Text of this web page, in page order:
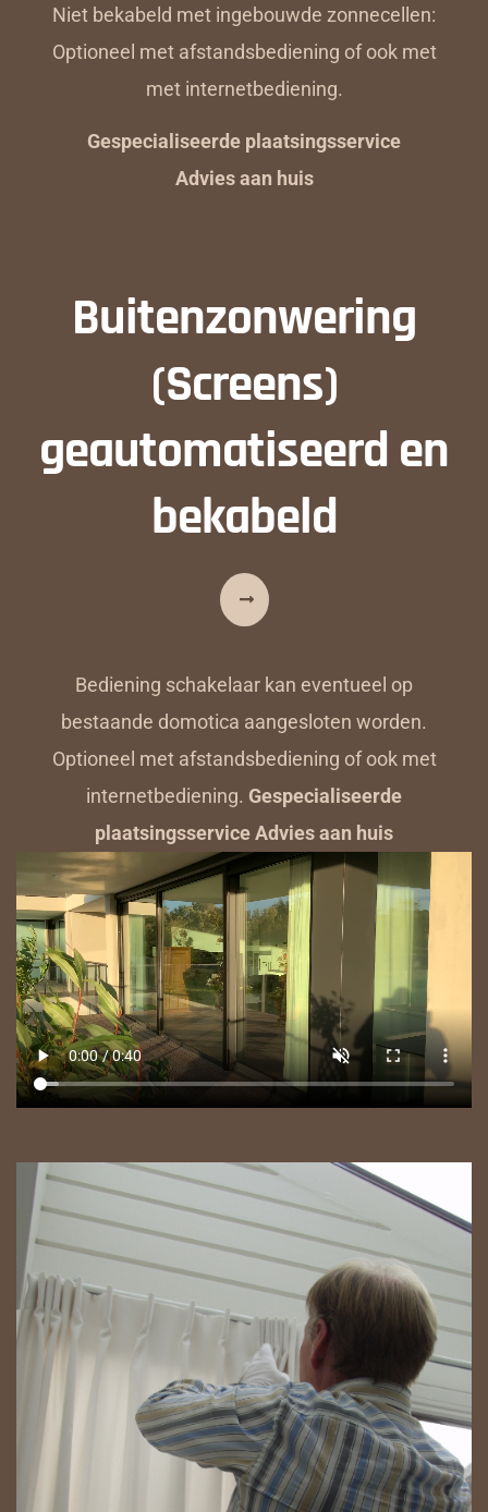
Niet bekabeld met ingebouwde zonnecellen:
Optioneel met afstandsbediening of ook met
met internetbediening.
Gespecialiseerde plaatsingsservice
Advies aan huis
Buitenzonwering
(Screens)
geautomatiseerd en
bekabeld
Bediening schakelaar kan eventueel op
bestaande domotica aangesloten worden.
Optioneel met afstandsbediening of ook met
internetbediening. Gespecialiseerde
plaatsingsservice Advies aan huis